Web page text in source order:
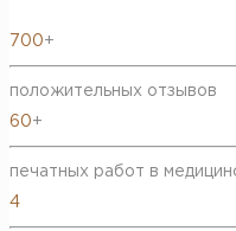
700+
положительных отзывов
60+
печатных работ в
4